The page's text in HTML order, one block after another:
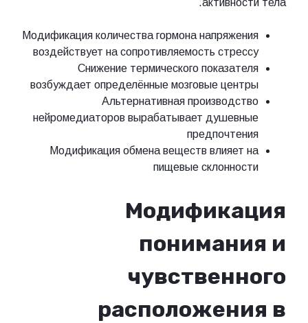
активности тела.
Модификация количества гормона напряжения
воздействует на сопротивляемость стрессу
Снижение термического показателя
возбуждает определённые мозговые центры
Альтернативная производство
нейромедиаторов вырабатывает душевные
предпочтения
Модификация обмена веществ влияет на
пищевые склонности
Модификация
понимания и
чувственного
расположения в